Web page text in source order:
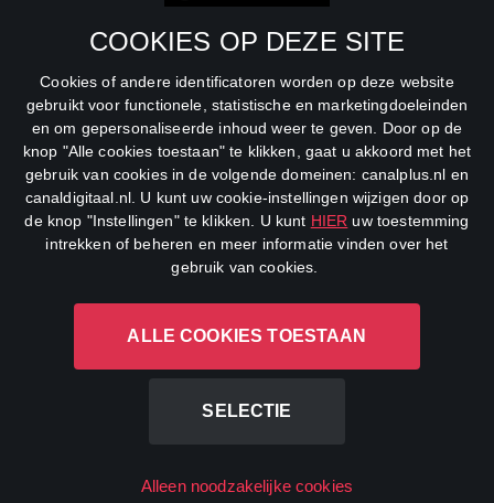
COOKIES OP DEZE SITE
Cookies of andere identificatoren worden op deze website
gebruikt voor functionele, statistische en marketingdoeleinden
en om gepersonaliseerde inhoud weer te geven. Door op de
knop "Alle cookies toestaan" te klikken, gaat u akkoord met het
gebruik van cookies in de volgende domeinen: canalplus.nl en
canaldigitaal.nl. U kunt uw cookie-instellingen wijzigen door op
de knop "Instellingen" te klikken. U kunt HIER uw toestemming
intrekken of beheren en meer informatie vinden over het
gebruik van cookies.
ALLE COOKIES TOESTAAN
SELECTIE
Alleen noodzakelijke cookies
SBS6
Veronica
DreamWorks Channel
CANAL+ Luxembourg S. à r.l., Rue Albert Borschette 4, L-1246